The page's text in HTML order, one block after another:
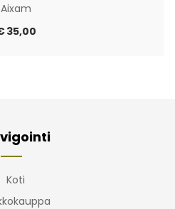
Aixam
35,00
Koti